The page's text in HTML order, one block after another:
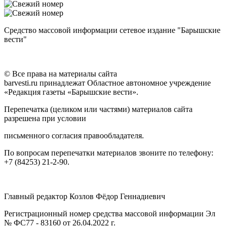
Средство массовой информации сетевое издание "Барышские
вести"
© Все права на материалы сайта
barvesti.ru принадлежат Областное автономное учреждение
«Редакция газеты «Барышские вести».
Перепечатка (целиком или частями) материалов сайта
разрешена при условии
письменного согласия правообладателя.
По вопросам перепечатки материалов звоните по телефону:
+7 (84253) 21-2-90.
Главный редактор Козлов Фёдор Геннадиевич
Регистрационный номер средства массовой информации Эл
№ ФС77 - 83160 от 26.04.2022 г.